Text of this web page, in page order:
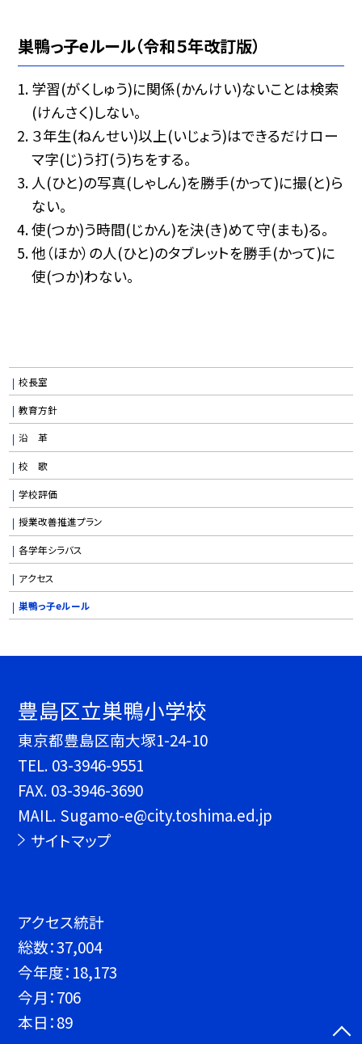
巣鴨っ子eルール（令和５年改訂版）
学習(がくしゅう)に関係(かんけい)ないことは検索
(けんさく)しない。
３年生(ねんせい)以上(いじょう)はできるだけロー
マ字(じ)う打(う)ちをする。
人(ひと)の写真(しゃしん)を勝手(かって)に撮(と)ら
ない。
使(つか)う時間(じかん)を決(き)めて守(まも)る。
他（ほか）の人(ひと)のタブレットを勝手(かって)に
使(つか)わない。
校長室
教育方針
沿 革
校 歌
学校評価
授業改善推進プラン
各学年シラバス
アクセス
巣鴨っ子eルール
豊島区立巣鴨小学校
東京都豊島区南大塚1-24-10
TEL. 03-3946-9551
FAX. 03-3946-3690
MAIL. Sugamo-e@city.toshima.ed.jp
サイトマップ
アクセス統計
総数：37,004
今年度： 18,173
今月：706
本日：89